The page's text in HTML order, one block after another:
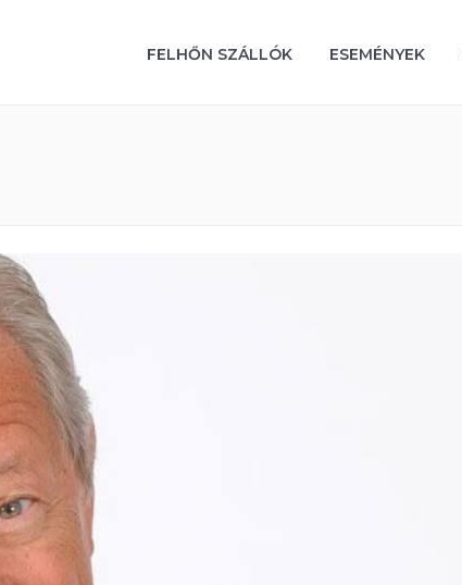
FELHŐN SZÁLLÓK ESEMÉNYEK